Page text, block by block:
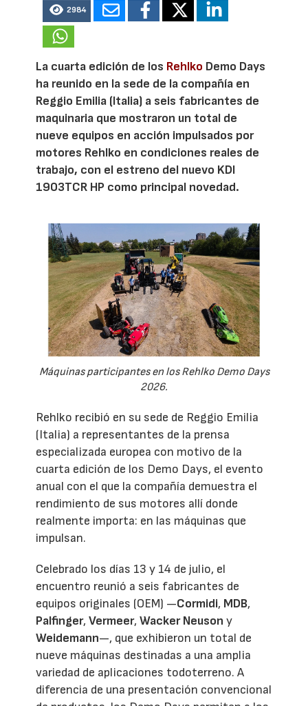
2984
La cuarta edición de los Rehlko Demo Days
ha reunido en la sede de la compañía en
Reggio Emilia (Italia) a seis fabricantes de
maquinaria que mostraron un total de
nueve equipos en acción impulsados por
motores Rehlko en condiciones reales de
trabajo, con el estreno del nuevo KDI
1903TCR HP como principal novedad.
Máquinas participantes en los Rehlko Demo Days
2026.
Rehlko recibió en su sede de Reggio Emilia
(Italia) a representantes de la prensa
especializada europea con motivo de la
cuarta edición de los Demo Days, el evento
anual con el que la compañía demuestra el
rendimiento de sus motores allí donde
realmente importa: en las máquinas que
impulsan.
Celebrado los días 13 y 14 de julio, el
encuentro reunió a seis fabricantes de
equipos originales (OEM) —Cormidi, MDB,
Palfinger,Vermeer,Wacker Neuson y
Weidemann—, que exhibieron un total de
nueve máquinas destinadas a una amplia
variedad de aplicaciones todoterreno. A
diferencia de una presentación convencional